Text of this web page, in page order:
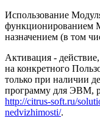
Использование
функционированием
назначением (в том
Активация -
на конкретного
только при наличии
программу для ЭВМ,
http://citrus-soft.ru/
nedvizhimosti/.